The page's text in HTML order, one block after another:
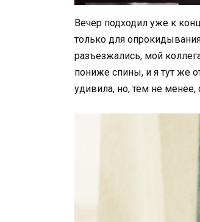
Вечер подходил уже к
только для
разъезжались, мой
пониже спины, и я тут же
удивила, но, тем не менее,